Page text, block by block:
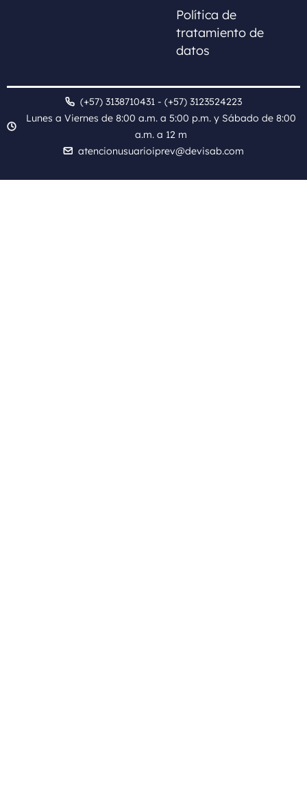
Política de
tratamiento de
datos
(+57) 3138710431 - (+57) 3123524223
Lunes a Viernes de 8:00 a.m. a 5:00 p.m. y Sábado de 8:00
a.m. a 12 m
atencionusuarioiprev@devisab.com